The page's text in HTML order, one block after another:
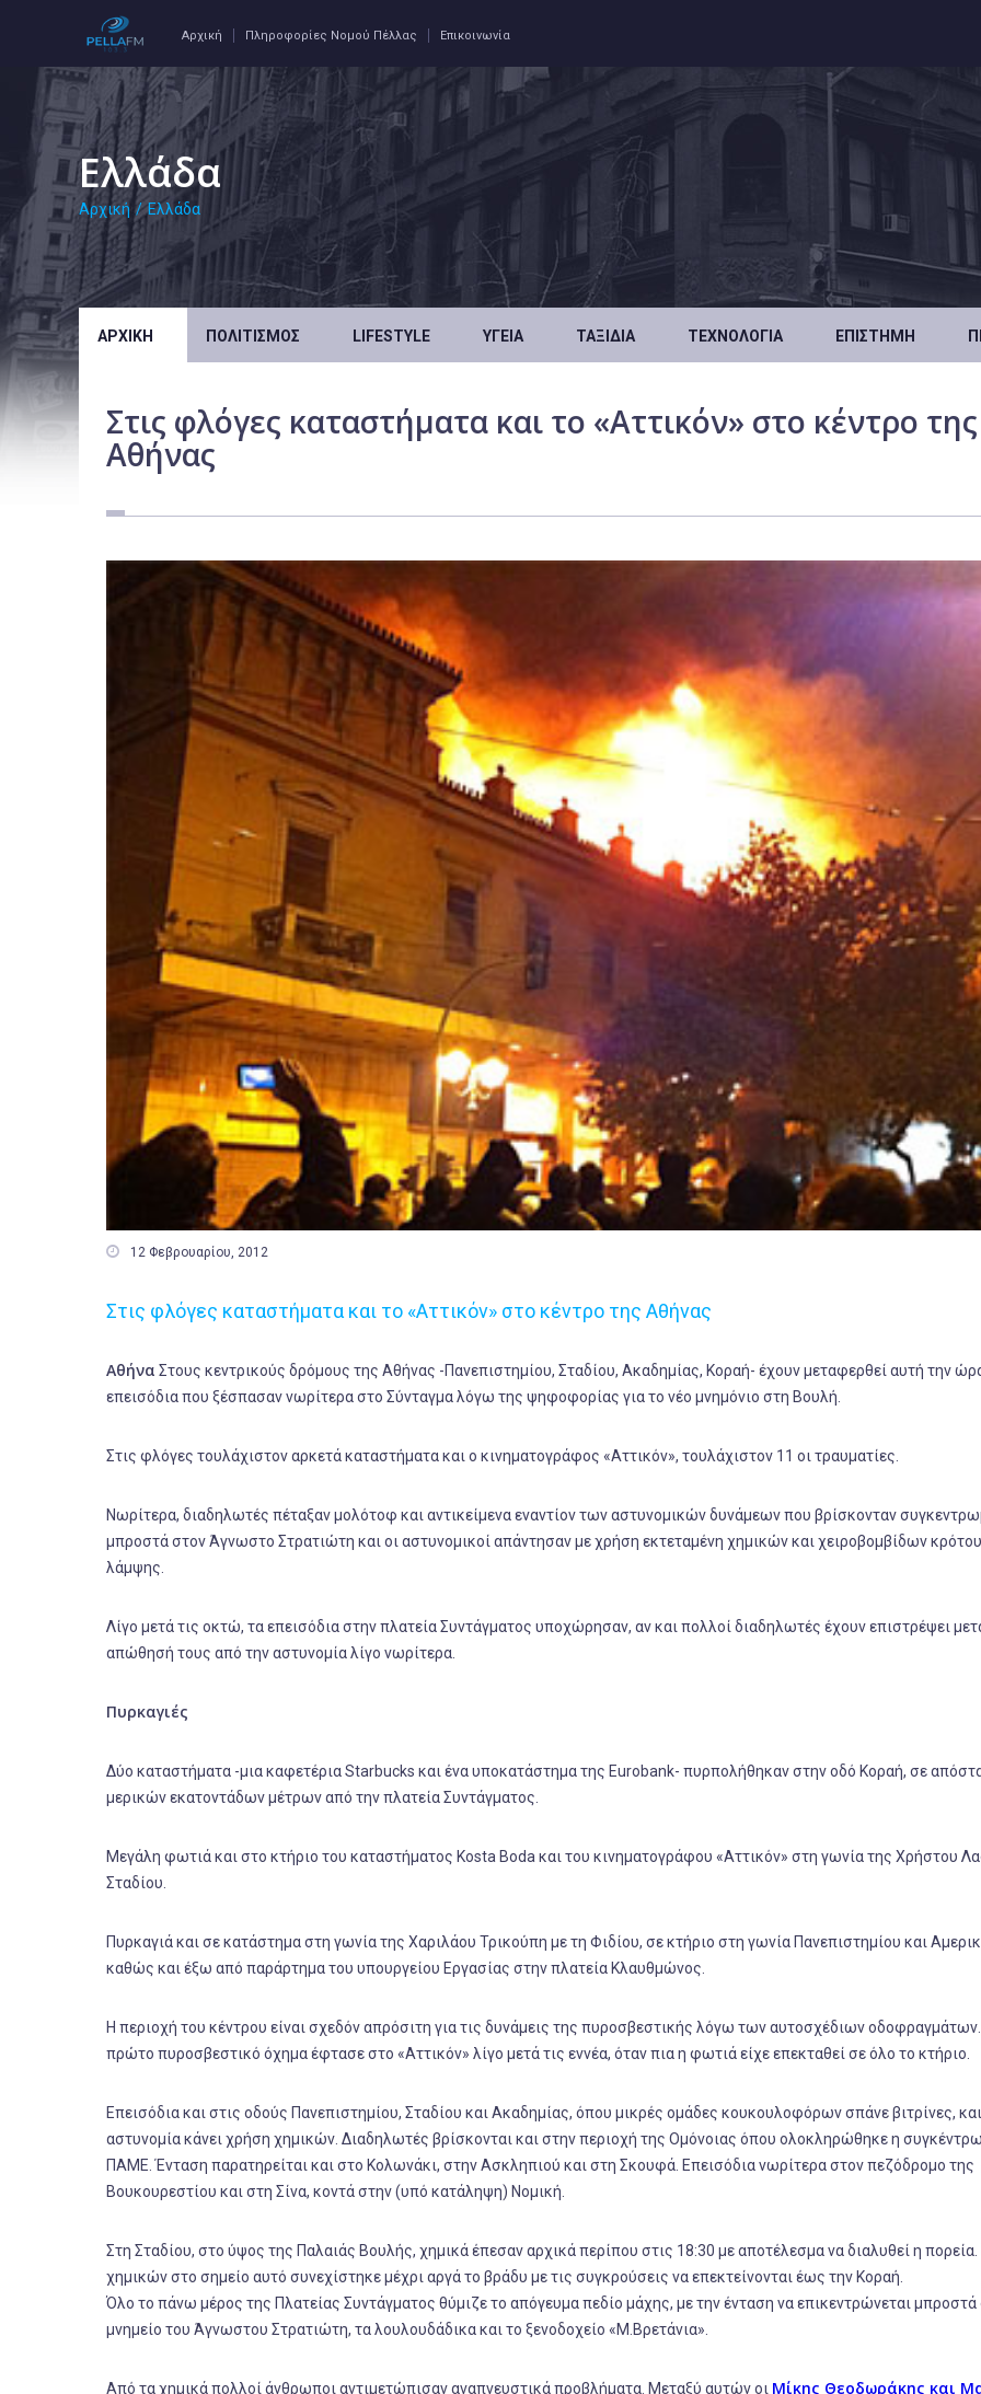
Αρχική Πληροφορίες Νομού Πέλλας Επικοινωνία
Ελλάδα
Αρχική / Ελλάδα
ΑΡΧΙΚΉ ΠΟΛΙΤΙΣΜΌΣ LIFESTYLE ΥΓΕΊΑ ΤΑΞΊΔΙΑ ΤΕΧΝΟΛΟΓΊΑ ΕΠΙΣΤΉΜΗ
Στις φλόγες καταστήματα και το «Αττικόν» στο κέντρο της
Αθήνας
 12 Φεβρουαρίου, 2012
Στις φλόγες καταστήματα και το «Αττικόν» στο κέντρο της Αθήνας
Αθήνα Στους κεντρικούς δρόμους της Αθήνας -Πανεπιστημίου, Σταδίου, Ακαδημίας, Κοραή- έχουν μεταφερθεί αυτή την
επεισόδια που ξέσπασαν νωρίτερα στο Σύνταγμα λόγω της ψηφοφορίας για το νέο μνημόνιο στη Βουλή.
Στις φλόγες τουλάχιστον αρκετά καταστήματα και ο κινηματογράφος «Αττικόν», τουλάχιστον 11 οι τραυματίες.
Νωρίτερα, διαδηλωτές πέταξαν μολότοφ και αντικείμενα εναντίον των αστυνομικών δυνάμεων που βρίσκονταν
μπροστά στον Άγνωστο Στρατιώτη και οι αστυνομικοί απάντησαν με χρήση εκτεταμένη χημικών και χειροβομβίδων
λάμψης.
Λίγο μετά τις οκτώ, τα επεισόδια στην πλατεία Συντάγματος υποχώρησαν, αν και πολλοί διαδηλωτές έχουν επιστρέψει
απώθησή τους από την αστυνομία λίγο νωρίτερα.
Πυρκαγιές
Δύο καταστήματα -μια καφετέρια Starbucks και ένα υποκατάστημα της Eurobank- πυρπολήθηκαν στην οδό Κοραή, σε
μερικών εκατοντάδων μέτρων από την πλατεία Συντάγματος.
Μεγάλη φωτιά και στο κτήριο του καταστήματος Kosta Boda και του κινηματογράφου «Αττικόν» στη γωνία της Χρήστου
Σταδίου.
Πυρκαγιά και σε κατάστημα στη γωνία της Χαριλάου Τρικούπη με τη Φιδίου, σε κτήριο στη γωνία Πανεπιστημίου και
καθώς και έξω από παράρτημα του υπουργείου Εργασίας στην πλατεία Κλαυθμώνος.
Η περιοχή του κέντρου είναι σχεδόν απρόσιτη για τις δυνάμεις της πυροσβεστικής λόγω των αυτοσχέδιων
πρώτο πυροσβεστικό όχημα έφτασε στο «Αττικόν» λίγο μετά τις εννέα, όταν πια η φωτιά είχε επεκταθεί σε όλο το κτήριο.
Eπεισόδια και στις οδούς Πανεπιστημίου, Σταδίου και Ακαδημίας, όπου μικρές ομάδες κουκουλοφόρων σπάνε βιτρίνες,
αστυνομία κάνει χρήση χημικών. Διαδηλωτές βρίσκονται και στην περιοχή της Ομόνοιας όπου ολοκληρώθηκε η
ΠΑΜΕ. Ένταση παρατηρείται και στο Κολωνάκι, στην Ασκληπιού και στη Σκουφά. Επεισόδια νωρίτερα στον πεζόδρομο της
Βουκουρεστίου και στη Σίνα, κοντά στην (υπό κατάληψη) Νομική.
Στη Σταδίου, στο ύψος της Παλαιάς Βουλής, χημικά έπεσαν αρχικά περίπου στις 18:30 με αποτέλεσμα να διαλυθεί η
χημικών στο σημείο αυτό συνεχίστηκε μέχρι αργά το βράδυ με τις συγκρούσεις να επεκτείνονται έως την Κοραή.
Όλο το πάνω μέρος της Πλατείας Συντάγματος θύμιζε το απόγευμα πεδίο μάχης, με την ένταση να επικεντρώνεται μπροστά
μνημείο του Άγνωστου Στρατιώτη, τα λουλουδάδικα και το ξενοδοχείο «Μ.Βρετάνια».
Από τα χημικά πολλοί άνθρωποι αντιμετώπισαν αναπνευστικά προβλήματα. Μεταξύ αυτών οι Μίκης Θεοδωράκης και